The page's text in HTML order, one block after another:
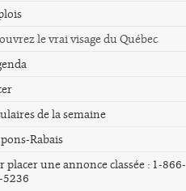
le vrai visage du Québec
de la semaine
Rabais
placer une annonce classée : 1-866-
5236